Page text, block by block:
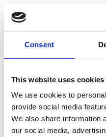
Consent
This website uses cookies
We use cookies to
provide social media
We also share information
our social media,
MOHLO BY